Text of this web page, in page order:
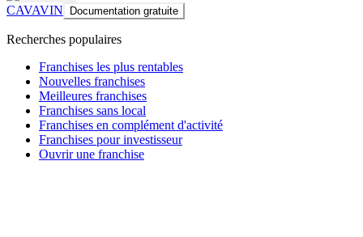
CAVAVIN Documentation gratuite
Recherches populaires
Franchises les plus rentables
Nouvelles franchises
Meilleures franchises
Franchises sans local
Franchises en complément d'activité
Franchises pour investisseur
Ouvrir une franchise